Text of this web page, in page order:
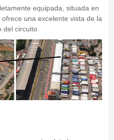
equipada, situada en
una excelente vista de la
del circuito.